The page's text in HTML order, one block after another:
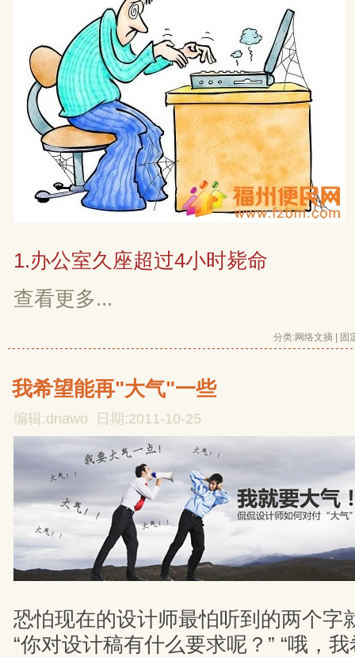
1.办公室久座超过4小时毙命
查看更多...
分类:网络文摘 固
我希望能再"大气"一些
编辑:dnawo 日期:2011-10-25
恐怕现在的设计师最怕听到的两个字
“你对设计稿有什么要求呢？” “哦，